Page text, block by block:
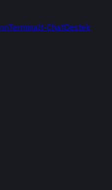
Terminalt-ChatDestek